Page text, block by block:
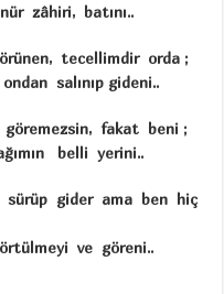
zâhiri, batını..
tecellimdir orda ;
salınıp gideni..
fakat beni ;
belli yerini..
gider ama ben hiç
ve göreni..